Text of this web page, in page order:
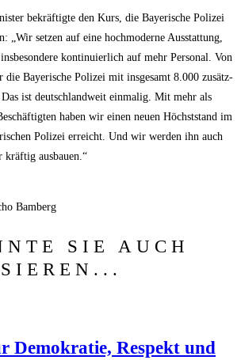
bekräf­tig­te den Kurs, die Baye­ri­sche Poli­zei
„Wir set­zen auf eine hoch­mo­der­ne Aus­stat­tung,
kon­ti­nu­ier­lich auf mehr Per­so­nal. Von
die Baye­ri­sche Poli­zei mit ins­ge­samt 8.000 zusätz­
ist deutsch­land­weit ein­ma­lig. Mit mehr als
haben wir einen neu­en Höchst­stand im
Poli­zei erreicht. Und wir wer­den ihn auch
kräf­tig ausbauen.“
Bamberg
SIE AUCH
Demo­kra­tie, Respekt und